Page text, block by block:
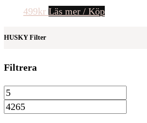
499kr Läs mer / Köp
HUSKY Filter
Filtrera